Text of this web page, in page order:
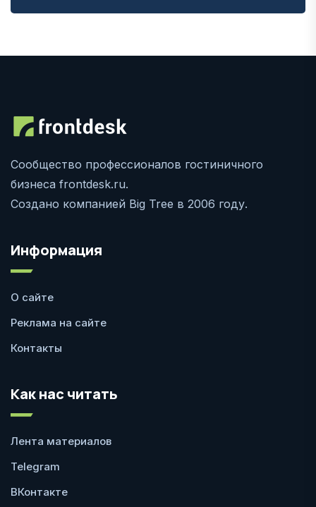
Сообщество профессионалов гостиничного
бизнеса frontdesk.ru.
Создано компанией Big Tree в 2006 году.
Информация
О сайте
Реклама на сайте
Контакты
Как нас читать
Лента материалов
Telegram
ВКонтакте